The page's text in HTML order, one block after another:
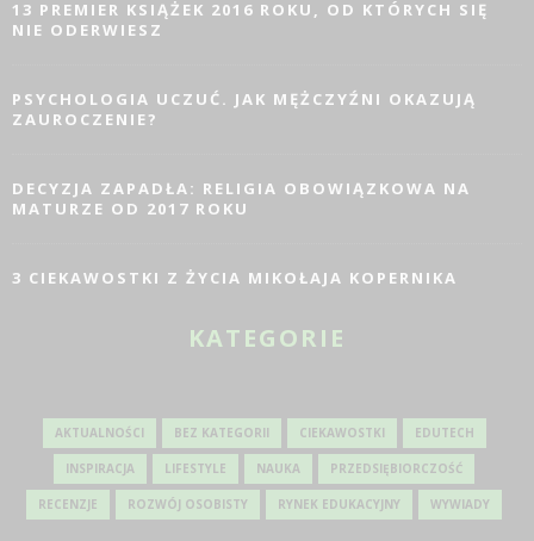
13 PREMIER KSIĄŻEK 2016 ROKU, OD KTÓRYCH SIĘ
NIE ODERWIESZ
PSYCHOLOGIA UCZUĆ. JAK MĘŻCZYŹNI OKAZUJĄ
ZAUROCZENIE?
DECYZJA ZAPADŁA: RELIGIA OBOWIĄZKOWA NA
MATURZE OD 2017 ROKU
3 CIEKAWOSTKI Z ŻYCIA MIKOŁAJA KOPERNIKA
KATEGORIE
AKTUALNOŚCI BEZ KATEGORII CIEKAWOSTKI EDUTECH
INSPIRACJA LIFESTYLE NAUKA PRZEDSIĘBIORCZOŚĆ
RECENZJE ROZWÓJ OSOBISTY RYNEK EDUKACYJNY WYWIADY